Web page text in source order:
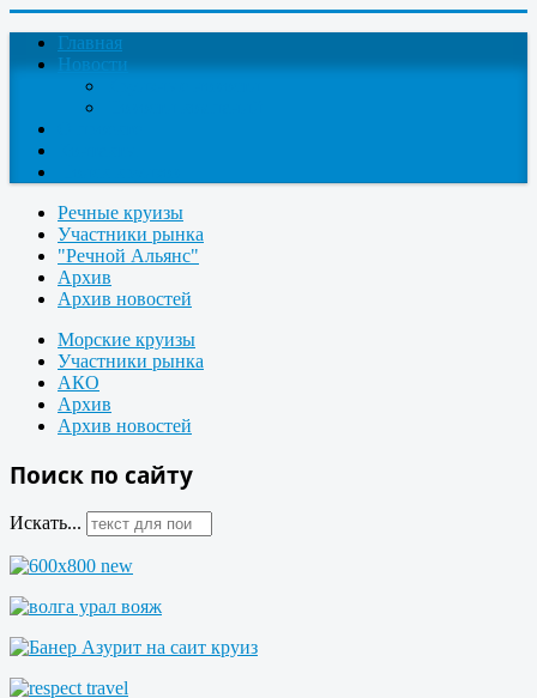
Главная
Новости
Речные круизы
Участники рынка
"Речной Альянс"
Архив
Архив новостей
Морские круизы
Участники рынка
АКО
Архив
Архив новостей
Поиск по сайту
Искать...